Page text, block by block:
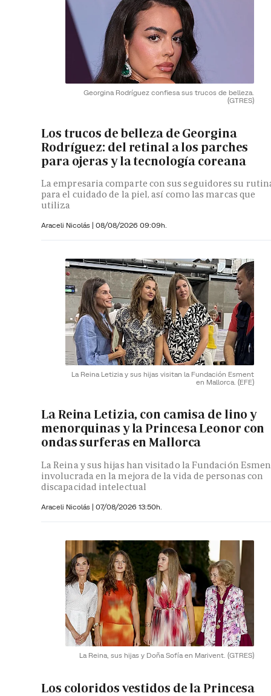
Georgina Rodríguez confiesa sus trucos de belleza.
(GTRES)
Los trucos de belleza de Georgina
Rodríguez: del retinal a los parches
para ojeras y la tecnología coreana
La empresaria comparte con sus seguidores su
para el cuidado de la piel, así como las marcas que
utiliza
Araceli Nicolás | 08/08/2026 09:09h.
La Reina Letizia y sus hijas visitan la Fundación Esment
en Mallorca. (EFE)
La Reina Letizia, con camisa de lino y
menorquinas y la Princesa Leonor con
ondas surferas en Mallorca
La Reina y sus hijas han visitado la Fundación
involucrada en la mejora de la vida de personas con
discapacidad intelectual
Araceli Nicolás | 07/08/2026 13:50h.
La Reina, sus hijas y Doña Sofía en Marivent. (GTRES)
Los coloridos vestidos de la Princesa